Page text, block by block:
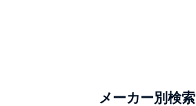
メーカー別検索